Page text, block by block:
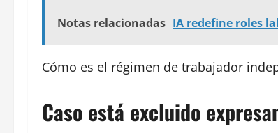
Notas relacionadas IA redefine roles
Cómo es el régimen de trabajador
Caso está excluido